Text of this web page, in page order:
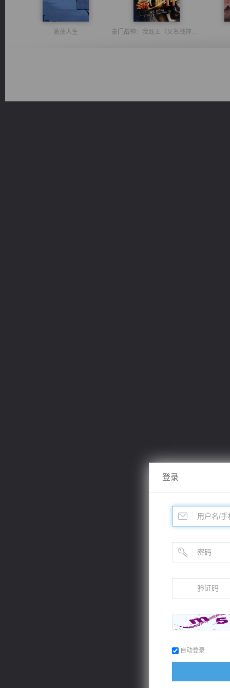
激荡人生 豪门战神：我既王（又名战神归来不败神婿修罗战神）
登录
自动登录